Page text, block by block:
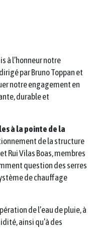
à l’honneur notre
par Bruno Toppan et
notre engagement en
durable et
à la pointe de la
de la structure
Rui Vilas Boas, membres
question des serres
de chauffage
de l’eau de pluie, à
ainsi qu’à des